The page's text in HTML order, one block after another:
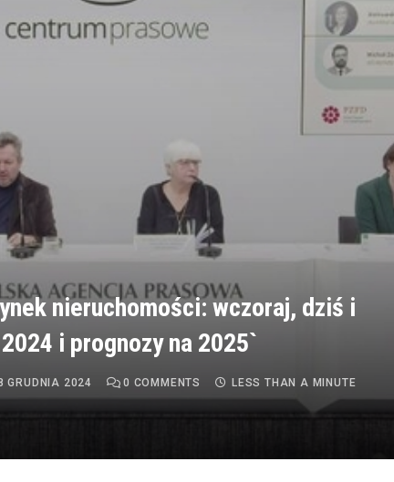
nieruchomości: wczoraj, dziś i
i prognozy na 2025`
GRUDNIA 2024 0 COMMENTS
LESS THAN A MINUTE